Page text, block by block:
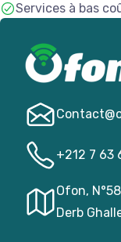
Services à bas
+212 7 63
Ofon,
Derb